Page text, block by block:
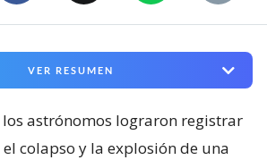
VER RESUMEN
los astrónomos lograron registrar
colapso y la explosión de una